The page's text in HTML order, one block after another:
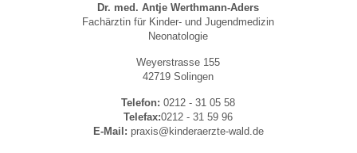
Dr. med. Antje Werthmann-Aders
Fachärztin für Kinder- und Jugendmedizin
Neonatologie
Weyerstrasse 155
42719 Solingen
Telefon: 0212 - 31 05 58
Telefax:0212 - 31 59 96
E-Mail: praxis@kinderaerzte-wald.de